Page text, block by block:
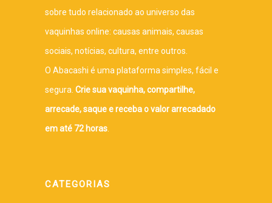
sobre tudo relacionado ao universo das
vaquinhas online: causas animais, causas
sociais, notícias, cultura, entre outros.
O Abacashi é uma plataforma simples, fácil e
segura. Crie sua vaquinha, compartilhe,
arrecade, saque e receba o valor arrecadado
em até 72 horas
CATEGORIAS